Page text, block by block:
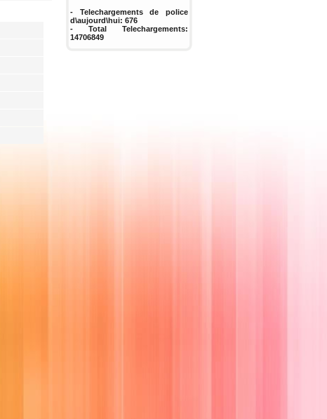
- Telechargements de police
d\aujourd\hui: 676
- Total Telechargements:
14706849